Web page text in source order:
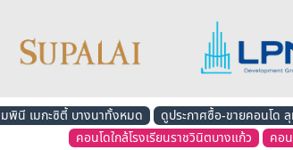
มพินี เมกะซิตี้ บางนาทั้งหมด ดูประกาศซื้อ-ขายคอนโด
คอนโดใกล้โรงเรียนราชวินิตบางแก้ว
คอ